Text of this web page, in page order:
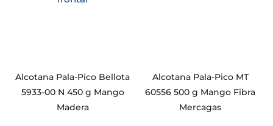
Alcotana Pala-Pico Bellota
5933-00 N 450 g Mango
Madera
Alcotana Pala-Pico MT
60556 500 g Mango Fibra
Mercagas